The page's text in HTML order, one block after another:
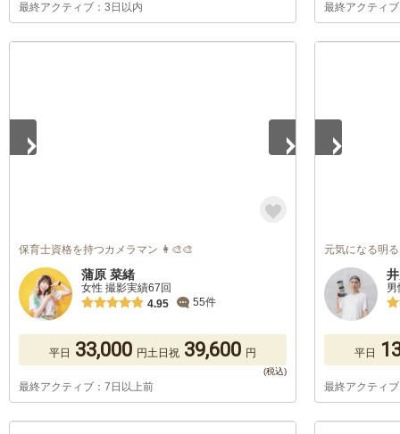
最終アクティブ：3日以内 最終アクティ
保育士資格を持つカメラマン 👩‍🎨🎨
蒲原 菜緒
女性 撮影実績67回
4.95
55件
平日 33,000 円土日祝 39,600 円
最終アクティブ：7日以上前
元気になる明
男
平日
最終アクティ